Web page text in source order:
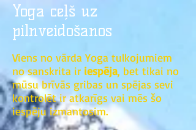
Yoga ceļš uz
pilnveidošanos
Viens no vārda Yoga tulkojumiem
no sanskrita ir iespēja, bet tikai no
mūsu brīvās gribas un spējas sevi
kontrolēt ir atkarīgs vai mēs šo
iespēju izmantosim.